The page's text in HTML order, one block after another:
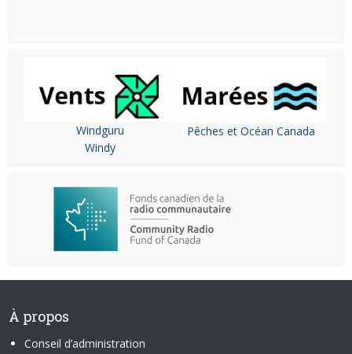
Windguru
Windy
Pêches et Océan Canada
À propos
Conseil d’administration